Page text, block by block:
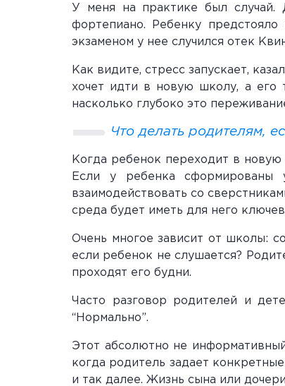
У меня на практике был случай.
фортепиано. Ребенку
экзаменом у нее случился отек
Как видите, стресс запускает,
хочет идти в новую школу, а его
насколько глубоко это
Что делать родителям,
Когда ребенок переходит в
Если у ребенка
взаимодействовать со
среда будет иметь для него
Очень многое зависит от школы:
если ребенок не слушается?
проходят его будни.
Часто разговор родителей и
“Нормально”.
Этот абсолютно не
когда родитель задает
и так далее. Жизнь сына или